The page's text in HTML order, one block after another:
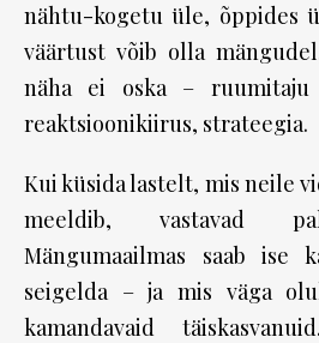
nähtu-kogetu üle, õppides
väärtust võib olla
näha ei oska – ruumitaju
reaktsioonikiirus, strateegia.
Kui küsida lastelt, mis neile
meeldib, vastavad
Mängumaailmas saab ise
seigelda – ja mis väga
kamandavaid